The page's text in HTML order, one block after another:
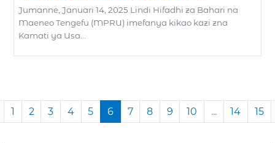
Jumanne, Januari 14, 2025 Lindi Hifadhi za Bahari na
Maeneo Tengefu (MPRU) imefanya kikao kazi zna
Kamati ya Usa...
1 2 3 4 5 6 7 8 9 10 ... 14 15